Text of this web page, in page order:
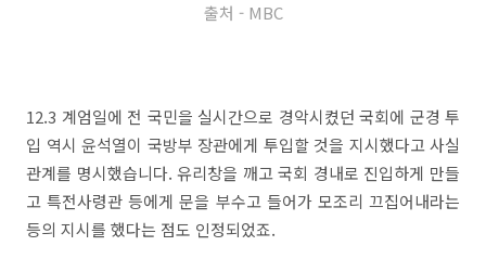
출처 - MBC
12.3 계엄일에 전 국민을 실시간으로 경악시켰던 국회에 군경 투
입 역시 윤석열이 국방부 장관에게 투입할 것을 지시했다고 사실
관계를 명시했습니다. 유리창을 깨고 국회 경내로 진입하게 만들
고 특전사령관 등에게 문을 부수고 들어가 모조리 끄집어내라는
등의 지시를 했다는 점도 인정되었죠.